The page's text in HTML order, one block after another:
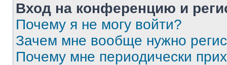
Вход на конференцию и
Почему я не могу войти?
Зачем мне вообще нужно
Почему мне периодически